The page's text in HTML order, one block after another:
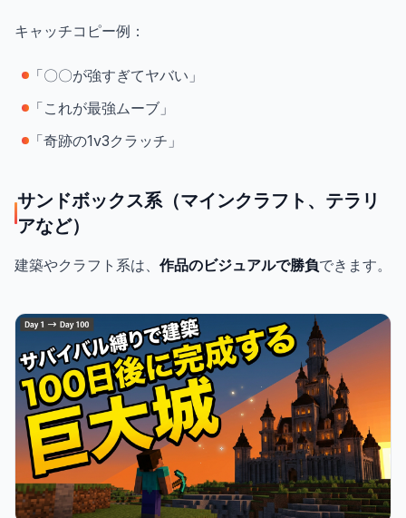
キャッチコピー例：
「〇〇が強すぎてヤバい」
「これが最強ムーブ」
「奇跡の1v3クラッチ」
サンドボックス系（マインクラフト、テラリ
アなど）
建築やクラフト系は、 作品のビジュアルで勝負できます。